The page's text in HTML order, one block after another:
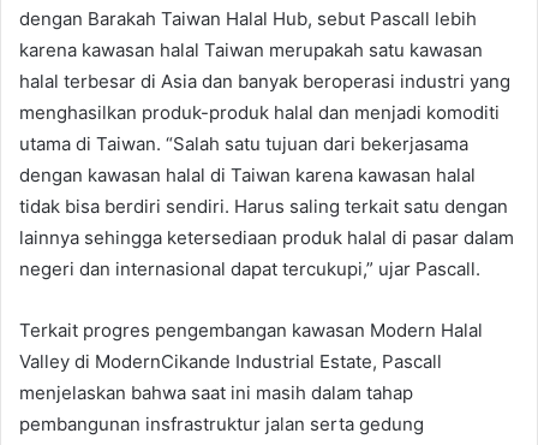
dengan Barakah Taiwan Halal Hub, sebut Pascall lebih
karena kawasan halal Taiwan merupakah satu kawasan
halal terbesar di Asia dan banyak beroperasi industri yang
menghasilkan produk-produk halal dan menjadi komoditi
utama di Taiwan. “Salah satu tujuan dari bekerjasama
dengan kawasan halal di Taiwan karena kawasan halal
tidak bisa berdiri sendiri. Harus saling terkait satu dengan
lainnya sehingga ketersediaan produk halal di pasar dalam
negeri dan internasional dapat tercukupi,” ujar Pascall.
Terkait progres pengembangan kawasan Modern Halal
Valley di ModernCikande Industrial Estate, Pascall
menjelaskan bahwa saat ini masih dalam tahap
pembangunan insfrastruktur jalan serta gedung